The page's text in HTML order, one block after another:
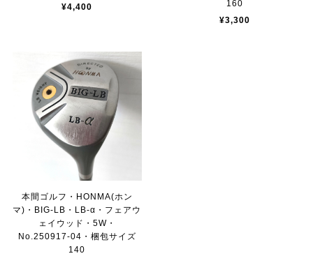
¥4,400
160
¥3,300
本間ゴルフ・HONMA(ホン
マ)・BIG-LB・LB-α・フェアウ
ェイウッド・5W・
No.250917-04・梱包サイズ
140